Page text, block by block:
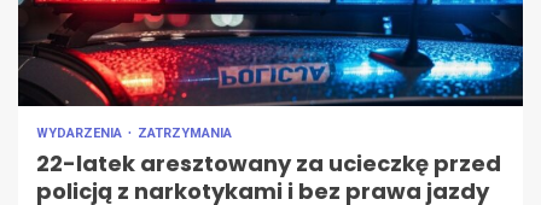
WYDARZENIA ZATRZYMANIA
22-latek aresztowany za ucieczkę przed
policją z narkotykami i bez prawa jazdy